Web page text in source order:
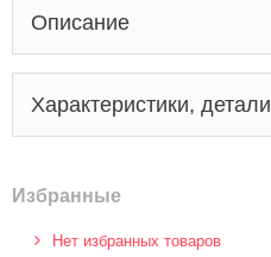
Описание
Характеристики, детали
Избранные
Нет избранных товаров